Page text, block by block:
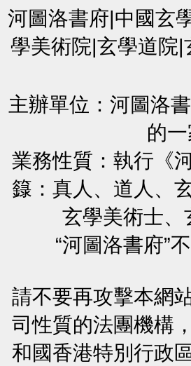
河圖洛書府|中國玄
學美術院|玄學道院
主辦單位：河圖洛
的
業務性質：執行《
籙：真人、道人、
玄學美術士、
“河圖洛書府”
請不要再攻擊本網
司性質的法團機構
和國香港特別行政